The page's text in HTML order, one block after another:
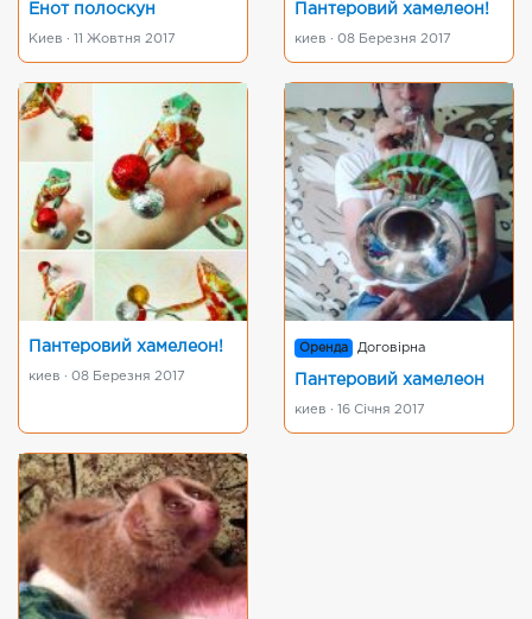
Енот полоскун
Киев · 11 Жовтня 2017
Пантеровий хамелеон!
киев · 08 Березня 2017
Пантеровий хамелеон!
киев · 08 Березня 2017
Оренда Договірна
Пантеровий хамелеон
киев · 16 Січня 2017